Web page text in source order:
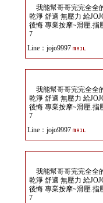
我能幫哥哥完完全全
乾淨 舒適 無壓力 給
後悔 專業按摩~滑壓.
7
Line：jojo9997
我能幫哥哥完完全全
乾淨 舒適 無壓力 給
後悔 專業按摩~滑壓.
7
Line：jojo9997
我能幫哥哥完完全全
乾淨 舒適 無壓力 給
後悔 專業按摩~滑壓.
7